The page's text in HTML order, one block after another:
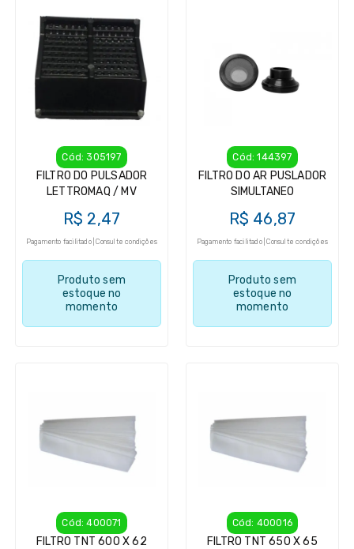
Cód: 305197
FILTRO DO PULSADOR
LETTROMAQ / MV
R$ 2,47
Pagamento facilitado | Consulte condições
Produto sem
estoque no
momento
Cód: 144397
FILTRO DO AR PUSLADOR
SIMULTANEO
R$ 46,87
Pagamento facilitado | Consulte condições
Produto sem
estoque no
momento
Cód: 400071
FILTRO TNT 600 X 62
Cód: 400016
FILTRO TNT 650 X 65